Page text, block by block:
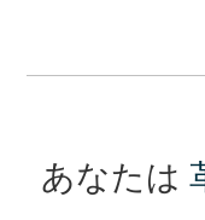
あなたは